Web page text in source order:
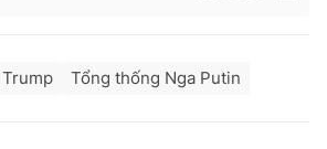
Tổng thống Nga Putin